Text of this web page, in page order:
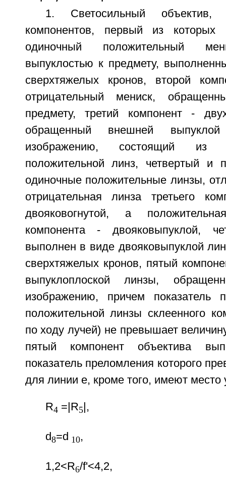
1. Светосильный объектив,
компонентов, первый из
одиночный положительный
выпуклостью к предмету,
сверхтяжелых кронов, второй
отрицательный мениск,
предмету, третий компонент -
обращенный внешней
изображению, состоящий из
положительной линз, четвертый и
одиночные положительные линзы,
отрицательная линза третьего
двояковогнутой, а
компонента - двояковыпуклой,
выполнен в виде двояковыпуклой
сверхтяжелых кронов, пятый
выпуклоплоской линзы,
изображению, причем показатель
положительной линзы склеенного
по ходу лучей) не превышает
пятый компонент объектива
показатель преломления которого
для линии е, кроме того, имеют место
R4 =|R5 |,
d8=d 10,
1,2<R6/f'<4,2,